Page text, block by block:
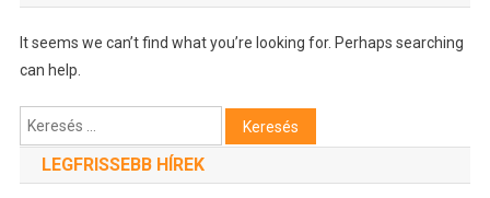
It seems we can’t find what you’re looking for. Perhaps searching
can help.
Keresés:
LEGFRISSEBB HÍREK